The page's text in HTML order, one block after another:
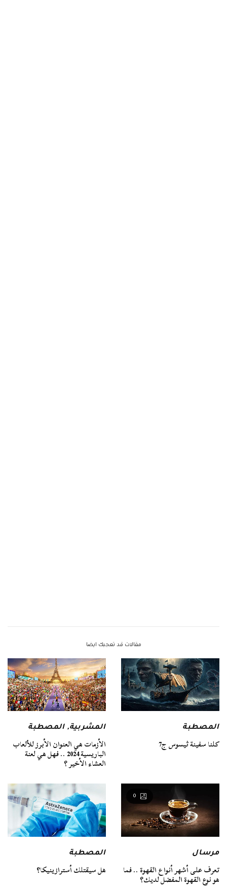
مقالات قد تعجبك ايضا
المصطبة
كلنا سفينة ثيسوس ج7
المشربية,المصطبة
الأزمات هي العنوان الأبرز للألعاب
الباريسية 2024 .. فهل هي لعنة
العشاء الأخير ؟
0
مرسال
تعرف على أشهر أنواع القهوة .. فما
هو نوع القهوة المفضل لديك؟
المصطبة
هل سيقتلك أسترازينيكا؟